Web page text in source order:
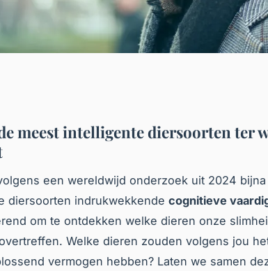
meest intelligente diersoorten ter
een wereldwijd onderzoek uit 2024
diersoorten indrukwekkende cognitieve
om te ontdekken welke dieren onze
Welke dieren zouden volgens jou
vermogen hebben? Laten we samen